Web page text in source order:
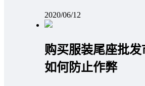
2020/06/12
购买服装尾座批发
如何防止作弊